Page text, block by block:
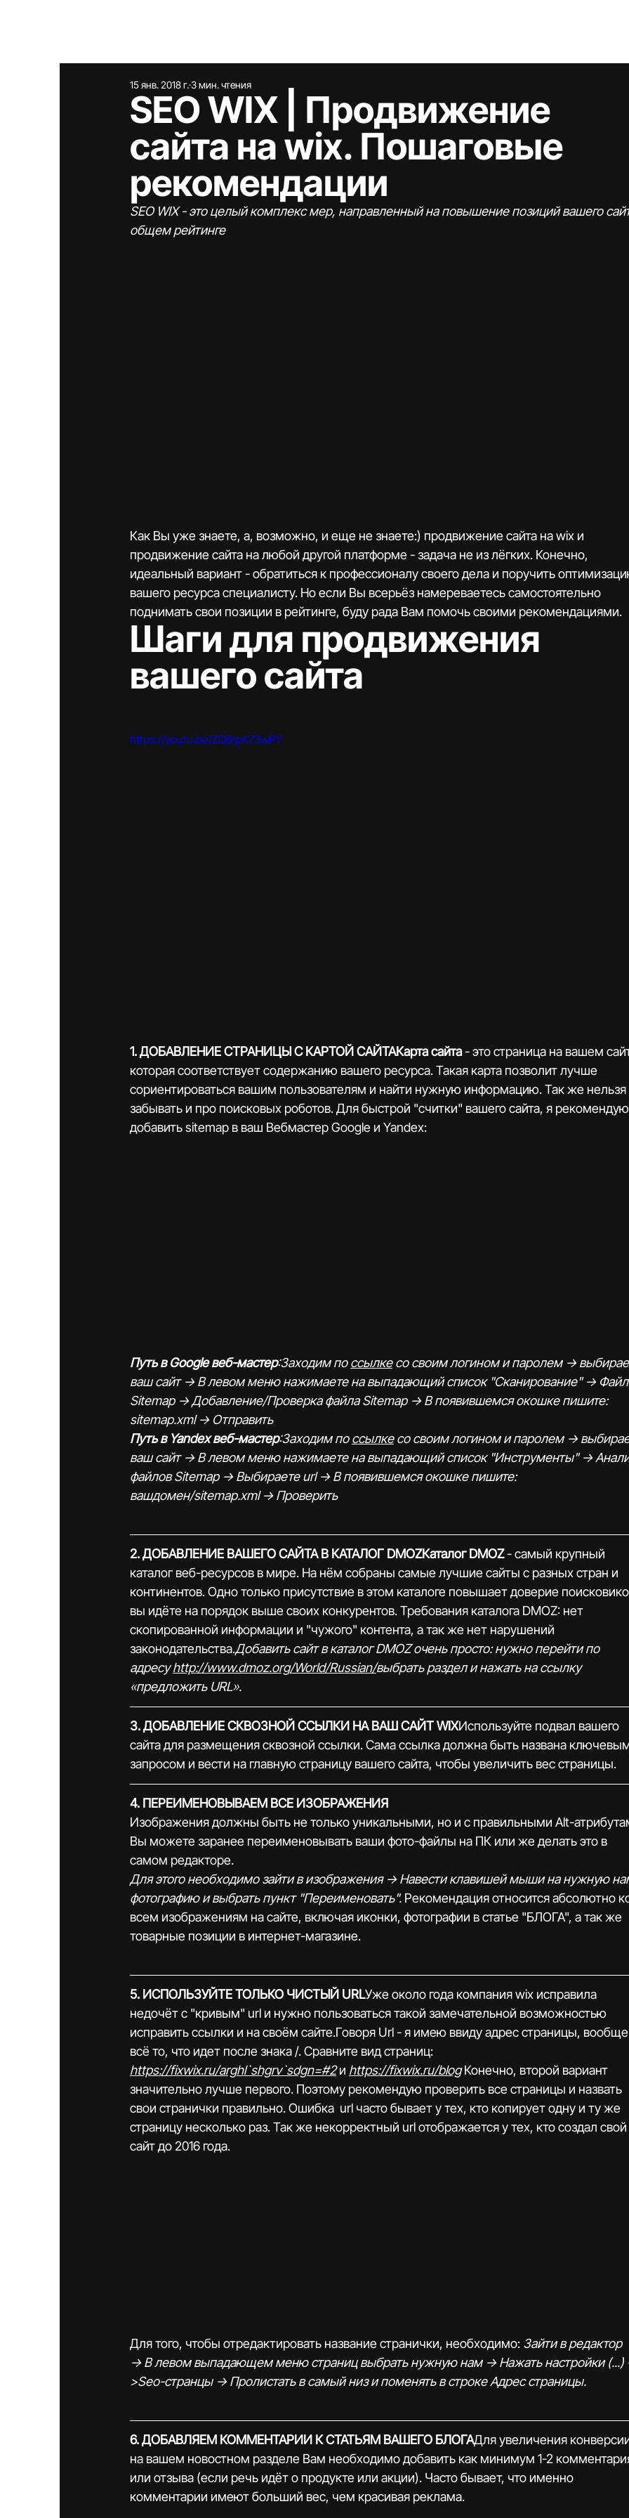
SEO WIX | Продвижение
сайта на wix. Пошаговые
рекомендации
15 янв. 2018 г.3 мин. чтения
SEO WIX - это целый комплекс мер, направленный на повышение позиций вашего
общем рейтинге
Как Вы уже знаете, а, возможно, и еще не знаете:) продвижение сайта на wix и
продвижение сайта на любой другой платформе - задача не из лёгких. Конечно,
идеальный вариант - обратиться к профессионалу своего дела и поручить
вашего ресурса специалисту. Но если Вы всерьёз намереваетесь самостоятельно
поднимать свои позиции в рейтинге, буду рада Вам помочь своими рекомендациями.
Шаги для продвижения
вашего сайта
https://youtu.be/ZQ8rpK73wPY
1. ДОБАВЛЕНИЕ СТРАНИЦЫ С КАРТОЙ САЙТАКарта сайта - это страница на вашем
которая соответствует содержанию вашего ресурса. Такая карта позволит лучше
сориентироваться вашим пользователям и найти нужную информацию. Так же нельзя
забывать и про поисковых роботов. Для быстрой "считки" вашего сайта, я
добавить sitemap в ваш Вебмастер Google и Yandex:
Путь в Google веб-мастер:Заходим по ссылке со своим логином и паролем ->
ваш сайт -> В левом меню нажимаете на выпадающий список "Сканирование" ->
Sitemap -> Добавление/Проверка файла Sitemap -> В появившемся окошке пишите:
sitemap.xml -> Отправить
Путь в Yandex веб-мастер:Заходим по ссылке со своим логином и паролем ->
ваш сайт -> В левом меню нажимаете на выпадающий список "Инструменты" ->
файлов Sitemap -> Выбираете url -> В появившемся окошке пишите:
вашдомен/sitemap.xml -> Проверить
2. ДОБАВЛЕНИЕ ВАШЕГО САЙТА В КАТАЛОГ DMOZКаталог DMOZ - самый крупный
каталог веб-ресурсов в мире. На нём собраны самые лучшие сайты с разных стран и
континентов. Одно только присутствие в этом каталоге повышает доверие
вы идёте на порядок выше своих конкурентов. Требования каталога DMOZ: нет
скопированной информации и "чужого" контента, а так же нет нарушений
законодательства.Добавить сайт в каталог DMOZ очень просто: нужно перейти по
адресу http://www.dmoz.org/World/Russian/выбрать раздел и нажать на ссылку
«предложить URL».
3. ДОБАВЛЕНИЕ СКВОЗНОЙ ССЫЛКИ НА ВАШ САЙТ WIXИспользуйте подвал вашего
сайта для размещения сквозной ссылки. Сама ссылка должна быть названа
запросом и вести на главную страницу вашего сайта, чтобы увеличить вес страницы.
4. ПЕРЕИМЕНОВЫВАЕМ ВСЕ ИЗОБРАЖЕНИЯ
Изображения должны быть не только уникальными, но и с правильными Alt-
Вы можете заранее переименовывать ваши фото-файлы на ПК или же делать это в
самом редакторе.
Для этого необходимо зайти в изображения -> Навести клавишей мыши на нужную
фотографию и выбрать пункт "Переименовать". Рекомендация относится абсолютно
всем изображениям на сайте, включая иконки, фотографии в статье "БЛОГА", а так же
товарные позиции в интернет-магазине.
5. ИСПОЛЬЗУЙТЕ ТОЛЬКО ЧИСТЫЙ URLУже около года компания wix исправила
недочёт с "кривым" url и нужно пользоваться такой замечательной возможностью
исправить ссылки и на своём сайте.Говоря Url - я имею ввиду адрес страницы,
всё то, что идет после знака /. Сравните вид страниц:
https://fixwix.ru/arghl`shgrv`sdgn=#2 и https://fixwix.ru/blog Конечно, второй вариант
значительно лучше первого. Поэтому рекомендую проверить все страницы и назвать
свои странички правильно. Ошибка  url часто бывает у тех, кто копирует одну и ту же
страницу несколько раз. Так же некорректный url отображается у тех, кто создал свой
сайт до 2016 года.
Для того, чтобы отредактировать название странички, необходимо: Зайти в редактор
-> В левом выпадающем меню страниц выбрать нужную нам -> Нажать настройки
>Seo-странцы -> Пролистать в самый низ и поменять в строке Адрес страницы.
6. ДОБАВЛЯЕМ КОММЕНТАРИИ К СТАТЬЯМ ВАШЕГО БЛОГАДля увеличения
на вашем новостном разделе Вам необходимо добавить как минимум 1-2
или отзыва (если речь идёт о продукте или акции). Часто бывает, что именно
комментарии имеют больший вес, чем красивая реклама.